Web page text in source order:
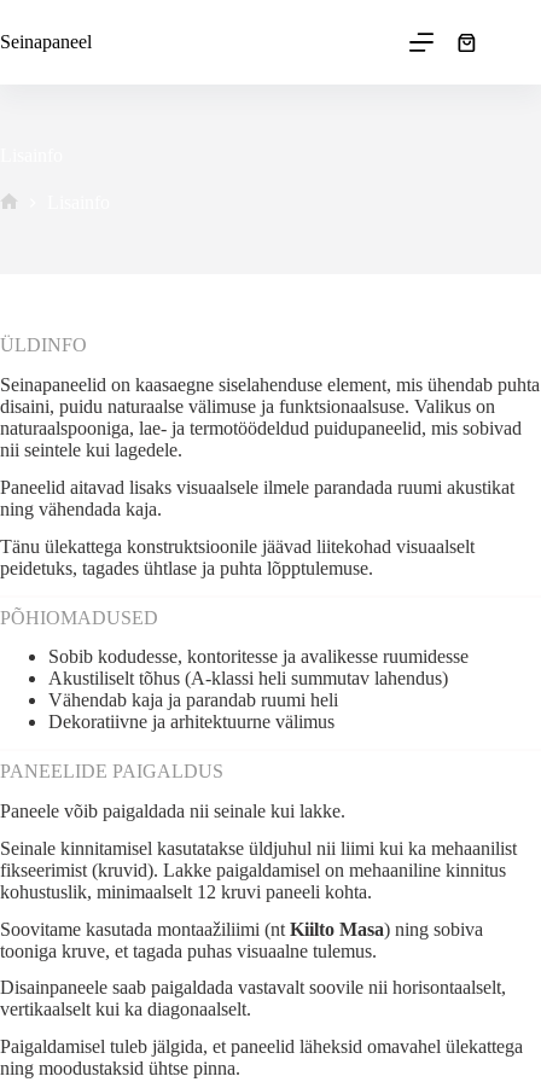
to
content
Seinapaneel Ostukorv
ÜLDINFO
Seinapaneelid on kaasaegne siselahenduse element, mis ühendab puhta
disaini, puidu naturaalse välimuse ja funktsionaalsuse. Valikus on
naturaalspooniga, lae- ja termotöödeldud puidupaneelid, mis sobivad
nii seintele kui lagedele.
Paneelid aitavad lisaks visuaalsele ilmele parandada ruumi akustikat
ning vähendada kaja.
Tänu ülekattega konstruktsioonile jäävad liitekohad visuaalselt
peidetuks, tagades ühtlase ja puhta lõpptulemuse.
PÕHIOMADUSED
Sobib kodudesse, kontoritesse ja avalikesse ruumidesse
Akustiliselt tõhus (A-klassi heli summutav lahendus)
Vähendab kaja ja parandab ruumi heli
Dekoratiivne ja arhitektuurne välimus
PANEELIDE PAIGALDUS
Paneele võib paigaldada nii seinale kui lakke.
Seinale kinnitamisel kasutatakse üldjuhul nii liimi kui ka mehaanilist
fikseerimist (kruvid). Lakke paigaldamisel on mehaaniline kinnitus
kohustuslik, minimaalselt 12 kruvi paneeli kohta.
Soovitame kasutada montaažiliimi (nt Kiilto Masa) ning sobiva
tooniga kruve, et tagada puhas visuaalne tulemus.
Disainpaneele saab paigaldada vastavalt soovile nii horisontaalselt,
vertikaalselt kui ka diagonaalselt.
Paigaldamisel tuleb jälgida, et paneelid läheksid omavahel ülekattega
ning moodustaksid ühtse pinna.